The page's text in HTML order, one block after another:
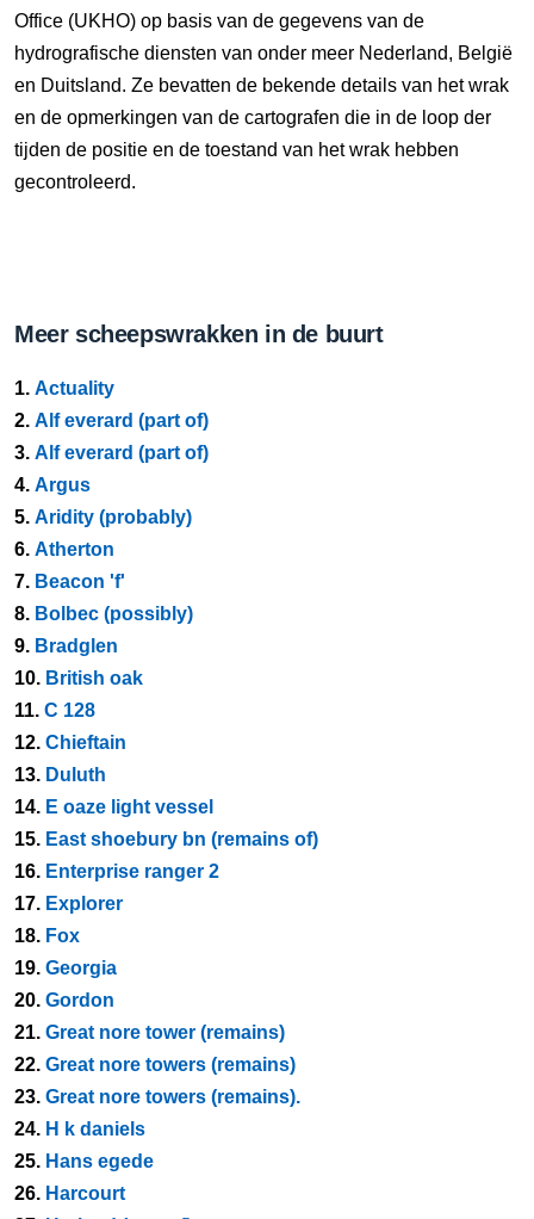
Office (UKHO) op basis van de gegevens van de
hydrografische diensten van onder meer Nederland, België
en Duitsland. Ze bevatten de bekende details van het wrak
en de opmerkingen van de cartografen die in de loop der
tijden de positie en de toestand van het wrak hebben
gecontroleerd.
Meer scheepswrakken in de buurt
1. Actuality
2. Alf everard (part of)
3. Alf everard (part of)
4. Argus
5. Aridity (probably)
6. Atherton
7. Beacon 'f'
8. Bolbec (possibly)
9. Bradglen
10. British oak
11. C 128
12. Chieftain
13. Duluth
14. E oaze light vessel
15. East shoebury bn (remains of)
16. Enterprise ranger 2
17. Explorer
18. Fox
19. Georgia
20. Gordon
21. Great nore tower (remains)
22. Great nore towers (remains)
23. Great nore towers (remains).
24. H k daniels
25. Hans egede
26. Harcourt